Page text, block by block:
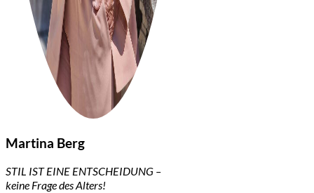
Martina Berg
STIL IST EINE ENTSCHEIDUNG –
keine Frage des Alters!